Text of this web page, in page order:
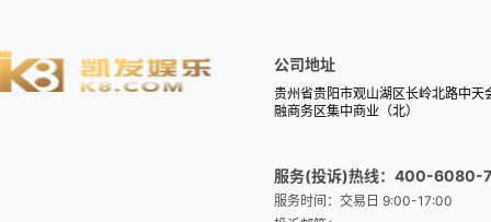
公司地址
贵州省贵阳市观山湖区长岭北路中天
融商务区集中商业（北）
服务(投诉)热线：400-6080-
服务时间：交易日 9:00-17:00